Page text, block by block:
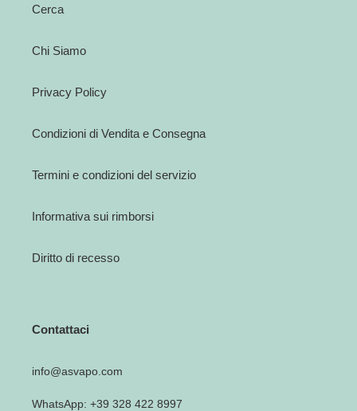
Cerca
Chi Siamo
Privacy Policy
Condizioni di Vendita e Consegna
Termini e condizioni del servizio
Informativa sui rimborsi
Diritto di recesso
Contattaci
info@asvapo.com
WhatsApp: +39 328 422 8997